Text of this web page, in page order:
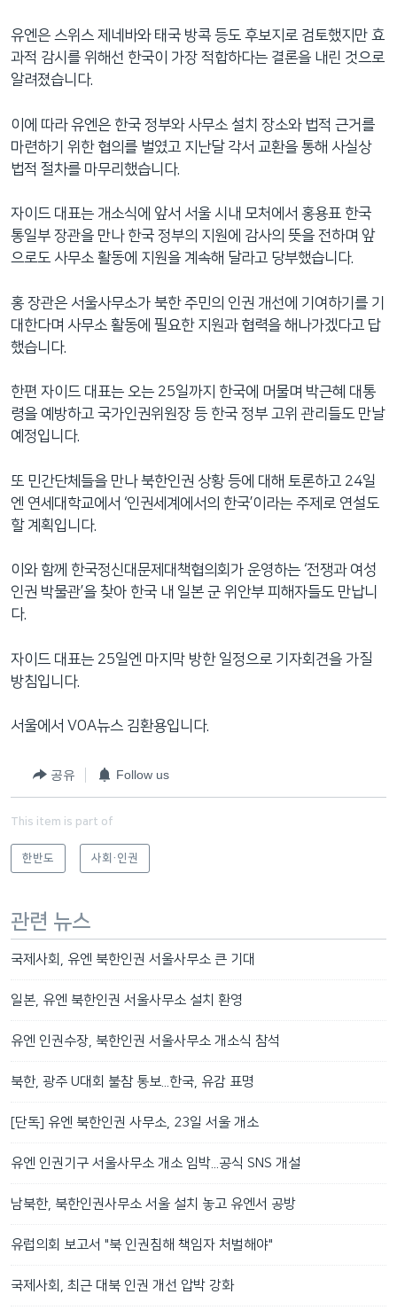
유엔은 스위스 제네바와 태국 방콕 등도 후보지로 검토했지만 효
과적 감시를 위해선 한국이 가장 적합하다는 결론을 내린 것으로
알려졌습니다.
이에 따라 유엔은 한국 정부와 사무소 설치 장소와 법적 근거를
마련하기 위한 협의를 벌였고 지난달 각서 교환을 통해 사실상
법적 절차를 마무리했습니다.
자이드 대표는 개소식에 앞서 서울 시내 모처에서 홍용표 한국
통일부 장관을 만나 한국 정부의 지원에 감사의 뜻을 전하며 앞
으로도 사무소 활동에 지원을 계속해 달라고 당부했습니다.
홍 장관은 서울사무소가 북한 주민의 인권 개선에 기여하기를 기
대한다며 사무소 활동에 필요한 지원과 협력을 해나가겠다고 답
했습니다.
한편 자이드 대표는 오는 25일까지 한국에 머물며 박근혜 대통
령을 예방하고 국가인권위원장 등 한국 정부 고위 관리들도 만날
예정입니다.
또 민간단체들을 만나 북한인권 상황 등에 대해 토론하고 24일
엔 연세대학교에서 ‘인권세계에서의 한국’이라는 주제로 연설도
할 계획입니다.
이와 함께 한국정신대문제대책협의회가 운영하는 ‘전쟁과 여성
인권 박물관’을 찾아 한국 내 일본 군 위안부 피해자들도 만납니
다.
자이드 대표는 25일엔 마지막 방한 일정으로 기자회견을 가질
방침입니다.
서울에서 VOA뉴스 김환용입니다.
공유 Follow us
This item is part of
한반도 사회·인권
관련 뉴스
국제사회, 유엔 북한인권 서울사무소 큰 기대
일본, 유엔 북한인권 서울사무소 설치 환영
유엔 인권수장, 북한인권 서울사무소 개소식 참석
북한, 광주 U대회 불참 통보...한국, 유감 표명
[단독] 유엔 북한인권 사무소, 23일 서울 개소
유엔 인권기구 서울사무소 개소 임박...공식 SNS 개설
남북한, 북한인권사무소 서울 설치 놓고 유엔서 공방
유럽의회 보고서 "북 인권침해 책임자 처벌해야"
국제사회, 최근 대북 인권 개선 압박 강화